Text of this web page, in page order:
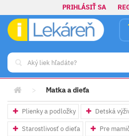
PRIHLÁSIŤ SA
> Matka a dieťa
Plienky a podložky Detská
Starostlivosť o dieťa Pre